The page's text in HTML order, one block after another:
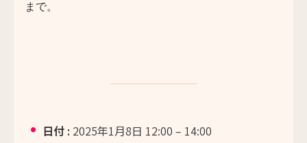
まで。
日付 : 2025年1月8日 12:00 – 14:00